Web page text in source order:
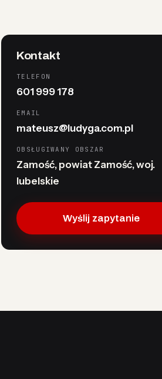
Kontakt
TELEFON
601 999 178
EMAIL
mateusz@ludyga.com.pl
OBSŁUGIWANY OBSZAR
Zamość, powiat Zamość, woj.
lubelskie
Wyślij zapytanie